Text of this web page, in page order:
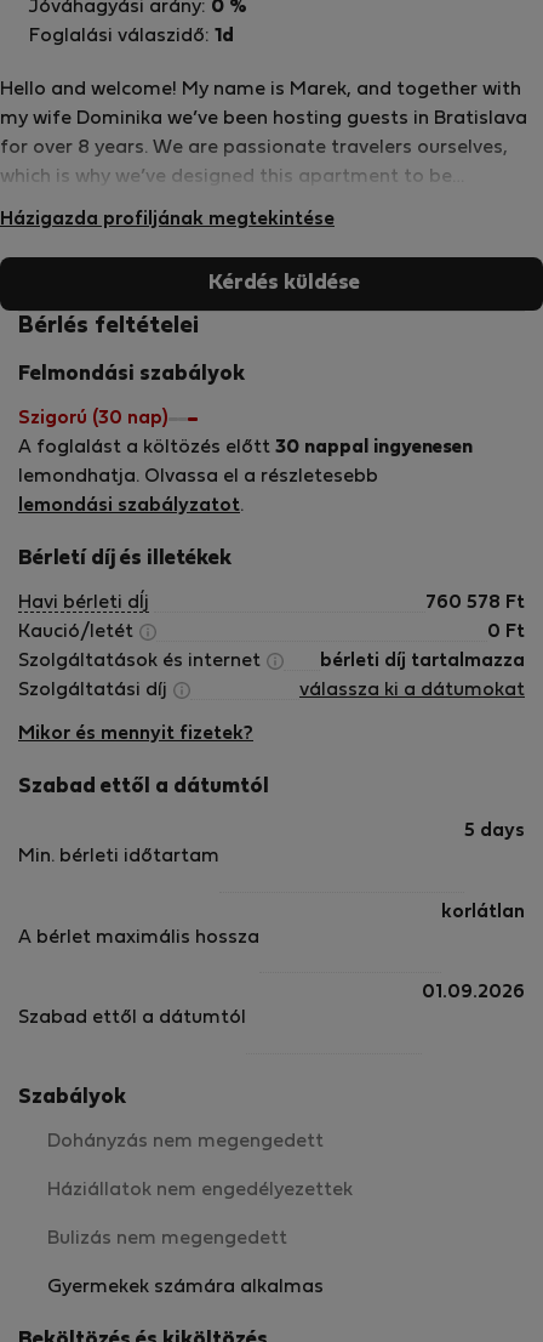
Hello and welcome! My name is Marek, and together with
my wife Dominika we’ve been hosting guests in Bratislava
for over 8 years. We are passionate travelers ourselves,
which is why we’ve designed this apartment to be
comfortable, practical, and welcoming—just the kind of
Bratislava may be small, but it’s full of charm, history, and
great food, and we’re happy to host you here. Please feel
free to use everything you find in the apartment and truly
and treat it with love, and we kindly ask our guests to do
the same. If you need anything during your stay, we’re
always happy to help. Enjoy your stay and feel at home in
Bratislava!
Házigazda profiljának megtekintése
Jóváhagyási arány: 0 %
Foglalási válaszidő: 1d
Kérdés küldése
Bérlés feltételei
Felmondási szabályok
Szigorú (30 nap)
A foglalást a költözés előtt 30 nappal ingyenesen
lemondhatja. Olvassa el a részletesebb
lemondási szabályzatot.
Bérletí díj és illetékek
Havi bérleti dÍj 760 578 Ft
Kaució/letét
0 Ft
Szolgáltatások és internet
bérleti díj tartalmazza
Szolgáltatási díj
válassza ki a dátumokat
Mikor és mennyit fizetek?
Szabad ettől a dátumtól
Min. bérleti időtartam
5 days
A bérlet maximális hossza
korlátlan
Szabad ettől a dátumtól
01.09.2026
Szabályok
Dohányzás nem megengedett
Háziállatok nem engedélyezettek
Bulizás nem megengedett
Gyermekek számára alkalmas